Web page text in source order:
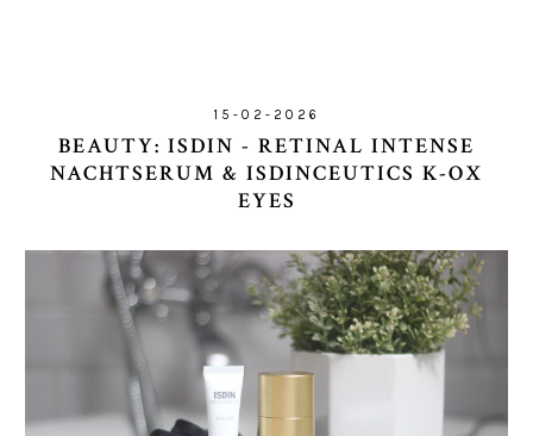
15-02-2026
BEAUTY: ISDIN - RETINAL INTENSE
NACHTSERUM & ISDINCEUTICS K-OX
EYES